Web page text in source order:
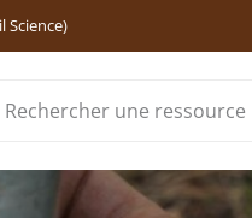
Science)